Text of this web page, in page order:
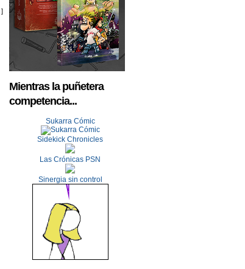
]
Mientras la puñetera
competencia...
Sukarra Cómic
Sidekick Chronicles
Las Crónicas PSN
Sinergia sin control